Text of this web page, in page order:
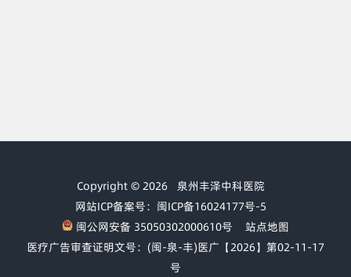
Copyright © 2026 泉州丰泽中科医院
网站ICP备案号：闽ICP备16024177号-5
闽公网安备 35050302000610号
站点地图
医疗广告审查证明文号：(闽-泉-丰)医广【2026】第02-11-17
号